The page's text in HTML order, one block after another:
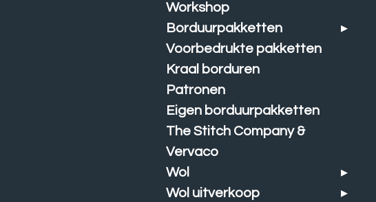
Workshop
Borduurpakketten
Voorbedrukte pakketten
Kraal borduren
Patronen
Eigen borduurpakketten
The Stitch Company &
Vervaco
Wol
Wol uitverkoop